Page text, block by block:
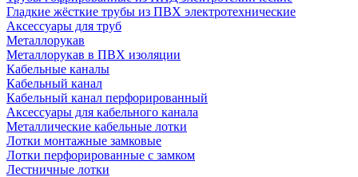
Гладкие жёсткие трубы из ПВХ электротехнические
Аксессуары для труб
Металлорукав
Металлорукав в ПВХ изоляции
Кабельные каналы
Кабельный канал
Кабельный канал перфорированный
Аксессуары для кабельного канала
Металлические кабельные лотки
Лотки монтажные замковые
Лотки перфорированные с замком
Лестничные лотки